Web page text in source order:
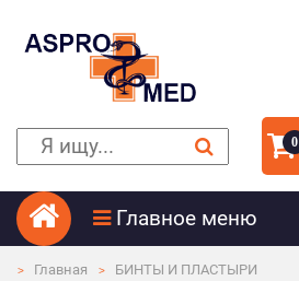
0
Главное меню
Главная
БИНТЫ И ПЛАСТЫРИ